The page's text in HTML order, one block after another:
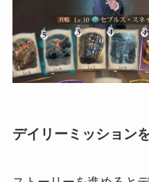
デイリーミッション